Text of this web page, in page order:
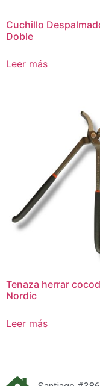
Cuchillo
Doble
Leer más
Tenaza herrar
Nordic
Leer más